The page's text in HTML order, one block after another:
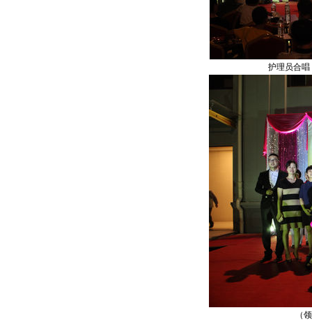
护理员合唱（爱
（领导合